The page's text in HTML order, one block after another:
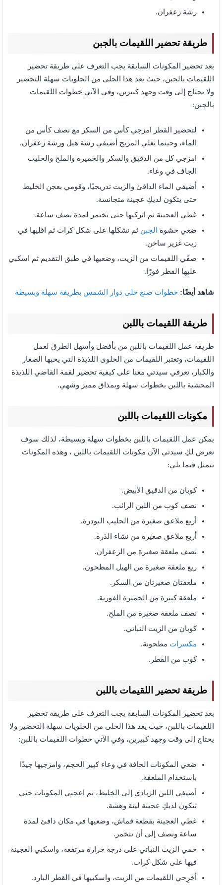
رشة زعفران.
طريقة تحضير اللقيمات بالجبن
بعد تحضير المكونات السابقة يجب التعرف على طريقة تحضير
اللقيمات بالجبن، حيث يعد هذا الحلى من الحلويات سهلة التحضير
ولا يحتاج إلى وقت وجهد كبيرين، وفي الآتي خطوات اللقيمات
بالجبن:
لتحضير القطر امزجي كأس من السكر مع نصف كأس من
الماء، وحينما يغلي المزيج أضيفي رشة هيل ورشة زعفران.
امزجي كل من الدقيق والسكر والخميرة والملح والحليب
الجاف في وعاء.
أضيفي الماء الدافئ والزيت تدريجيًا، وقومي بعجن الخليط
حتى يتكون لديكِ عجينة متجانسة.
غطي العجينة ثم اتركيها حتى تختمر لمدة نصف ساعة.
ضعي حشوة
الجبن ثم نشكلها على شكل كرات ثم اقليها في
زيت غزير ساخن.
صفّي اللقيمات من الزيت، وضعيها في طبق التقديم ثم اسكبي
عليها القطر فورًا.
شاهد أيضًا: خطوات صنع حلى دوار الشمس بطريقة سهلة وبسيطة
طريقة اللقيمات باللبن
طريقة عمل اللقيمات باللبن من بأفضل وأسهل الطرق لعمل
اللقيمات، وتعتبر اللقيمات من الحلوى اللذيذة التي يحبها الصغار
والكبار، تعرفي سيدتي معنا على كيفية تحضير لقمة القاضي اللذيذة
المحشية باللبن بخطوات سهلة وبمذاق مميز وشهي.
مكونات اللقيمات باللبن
يمكن عمل اللقيمات باللبن بخطوات سهلة وبسيطة، لذلك سوف
نعرض لكِ سيدتي الآن مكونات اللقيمات باللبن ، وهذه المكونات
تتمثل فيما يلي:
كوبان من الدقيق الأبيض.
نصف كوب من اللبن الرائب.
أربع ملاعق صغيرة من الحليب البودرة.
أربع ملاعق صغيرة من نشاء الذرة.
نصف ملعقة صغيرة من الزعفران.
ربع ملعقة صغيرة من الهيل المطحون.
ملعقتان صغيرتان من السكر.
ملعقة كبيرة من الخميرة الفورية.
نصف ملعقة صغيرة من الملح.
كوبان من الزيت النباتي.
مكسرات مطحونة.
كوب من القطر.
طريقة تحضير اللقيمات باللبن
بعد تحضير المكونات السابقة يجب التعرف على طريقة تحضير
اللقيمات باللبن، حيث يعد هذا الحلى من الحلويات سهلة التحضير ولا
يحتاج إلى وقت وجهد كبيرين، وفي الآتي خطوات اللقيمات باللبن:
ضعي المكونات الجافة في وعاء كبير الحجم، وامزجيها جيدًا
باستخدام الملعقة.
أضيفي اللبن الزبادي إلى الخليط، ثم اعجني المكونات حتى
تتكون لديكِ عجينة لينة وهشة.
غطي العجينة بقطعة قماش، وضعيها في مكان دافئ لمدة
ساعة ونصف إلى أن تتخمر.
حمي الزيت النباتي على درجة حرارة مرتفعة، واسكبي العجينة
فيها على شكل كرات.
أخرِجي اللقيمات من الزيت، واسكبيها في القطر البارد.